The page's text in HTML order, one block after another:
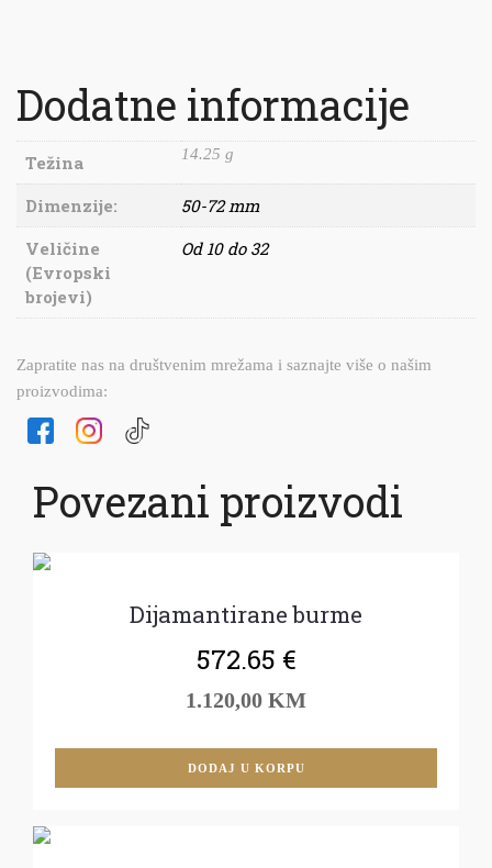
Dodatne informacije
Težina 14.25 g
Dimenzije:
50-72 mm
Veličine
(Evropski
brojevi)
Od 10 do 32
Zapratite nas na društvenim mrežama i saznajte više o našim
proizvodima:
Povezani proizvodi
Dijamantirane burme
572.65 €
1.120,00 KM
DODAJ U KORPU